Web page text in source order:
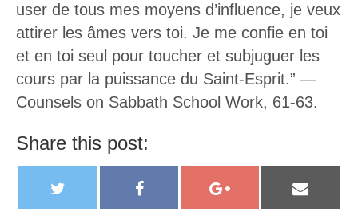
user de tous mes moyens d’influence, je veux
attirer les âmes vers toi. Je me confie en toi
et en toi seul pour toucher et subjuguer les
cours par la puissance du Saint-Esprit.” —
Counsels on Sabbath School Work, 61-63.
Share this post:
w
a
o
m